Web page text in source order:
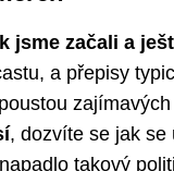
jsme začali a
a přepisy
, dozvíte se jak se
takový